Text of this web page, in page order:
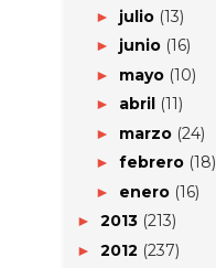
► julio (13)
► junio (16)
► mayo (10)
► abril (11)
► marzo (24)
► febrero (18)
► enero (16)
► 2013 (213)
► 2012 (237)